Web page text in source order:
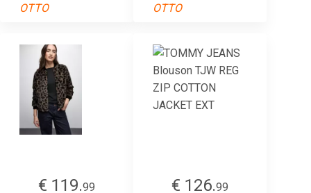
OTTO
OTTO
€ 119.99
€ 126.99